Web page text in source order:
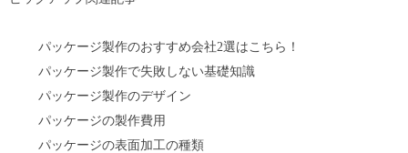
パッケージ製作のおすすめ会社2選はこちら！
パッケージ製作で失敗しない基礎知識
パッケージ製作のデザイン
パッケージの製作費用
パッケージの表面加工の種類